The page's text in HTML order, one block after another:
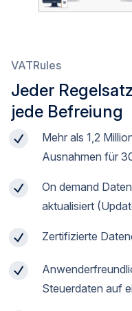
VATRules
Jeder
jede Befreiung
Mehr als 1,2
Ausnahmen für
On demand
aktualisiert
Zertifizierte
Steuerdaten auf